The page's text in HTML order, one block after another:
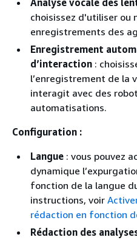
Analyse vocale des
choisissez d'utiliser ou
enregistrements des
Enregistrement
d’interaction :
l’enregistrement de la
interagit avec des
automatisations.
Configuration :
Langue : vous pouvez
dynamique
fonction de la langue
instructions, voir
rédaction en fonction
Rédaction des